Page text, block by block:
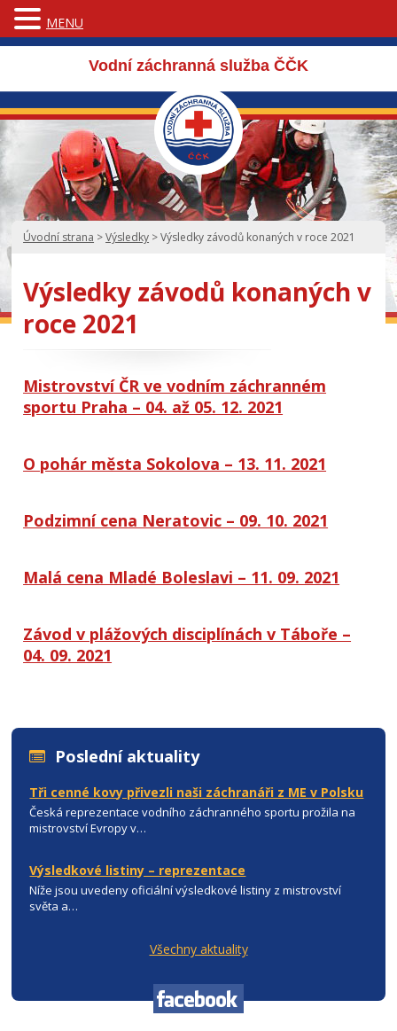
Vodní záchranná služba ČČK
Úvodní strana >Výsledky >Výsledky závodů konaných v roce 2021
Výsledky závodů konaných v
roce 2021
Mistrovství ČR ve vodním záchranném
sportu Praha – 04. až 05. 12. 2021
O pohár města Sokolova – 13. 11. 2021
Podzimní cena Neratovic – 09. 10. 2021
Malá cena Mladé Boleslavi – 11. 09. 2021
Závod v plážových disciplínách v Táboře –
04. 09. 2021
Poslední aktuality
Tři cenné kovy přivezli naši záchranáři z ME v Polsku
Česká reprezentace vodního záchranného sportu prožila na
mistrovství Evropy v…
Výsledkové listiny – reprezentace
Níže jsou uvedeny oficiální výsledkové listiny z mistrovství
světa a…
Všechny aktuality
MENU